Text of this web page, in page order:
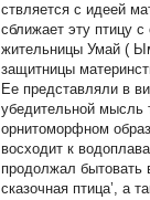
ствляется с идеей
сближает эту птицу
жительницы Умай (
защитницы
Ее представляли в
убедительной мысль
орнитоморфном
восходит к
продолжал бытовать
сказочная птица’, а